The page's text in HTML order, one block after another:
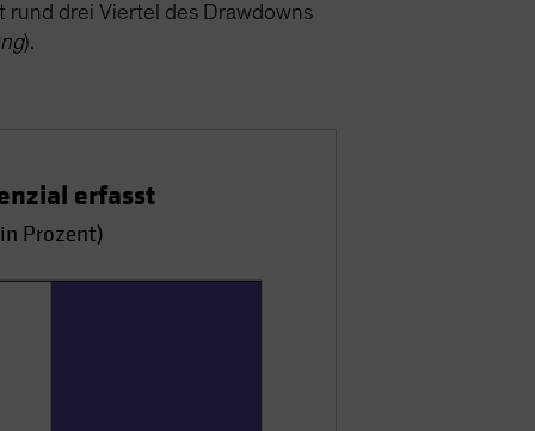
drei Viertel des Drawdowns
).
erfasst
Prozent)